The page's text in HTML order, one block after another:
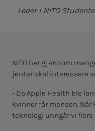
Leder i NITO
NITO har gjennom
jenter skal interessere
- Da Apple Health ble
kvinner får mensen. Når
teknologi unngår vi